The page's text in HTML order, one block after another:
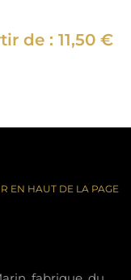
de :11,50€
EN HAUT DE LA PAGE